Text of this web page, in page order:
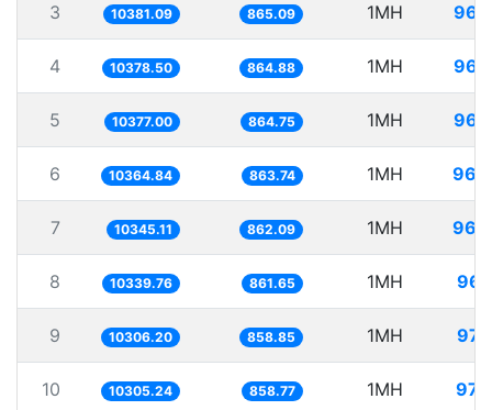
3 10381.09 865.09 1MH
4 10378.50 864.88 1MH
5 10377.00 864.75 1MH
6 10364.84 863.74 1MH
7 10345.11 862.09 1MH
8 10339.76 861.65 1MH
9 10306.20 858.85 1MH
10 10305.24 858.77 1MH